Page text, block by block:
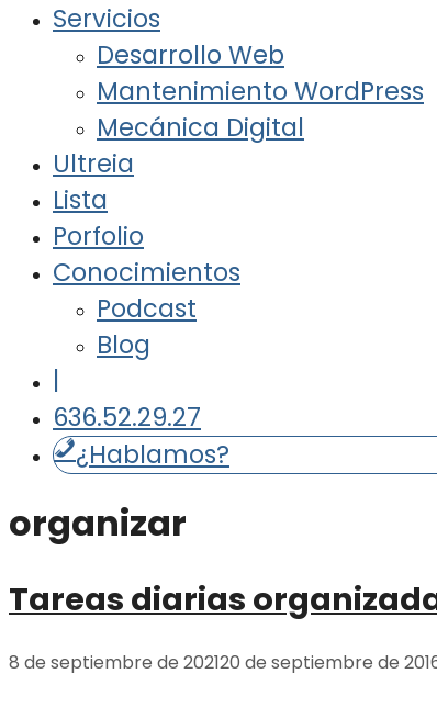
Servicios
Desarrollo Web
Mantenimiento WordPress
Mecánica Digital
Ultreia
Lista
Porfolio
Conocimientos
Podcast
Blog
|
636.52.29.27
¿Hablamos?
organizar
Tareas diarias
8 de septiembre de 202120 de septiembre de